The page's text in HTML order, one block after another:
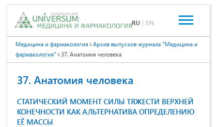
RU | EN
Медицина и фармакология
Архив выпусков журнала "Медицина и
фармакология"
37. Анатомия человека
37. Анатомия человека
СТАТИЧЕСКИЙ МОМЕНТ СИЛЫ ТЯЖЕСТИ ВЕРХНЕЙ
КОНЕЧНОСТИ КАК АЛЬТЕРНАТИВА ОПРЕДЕЛЕНИЮ
ЕЁ МАССЫ